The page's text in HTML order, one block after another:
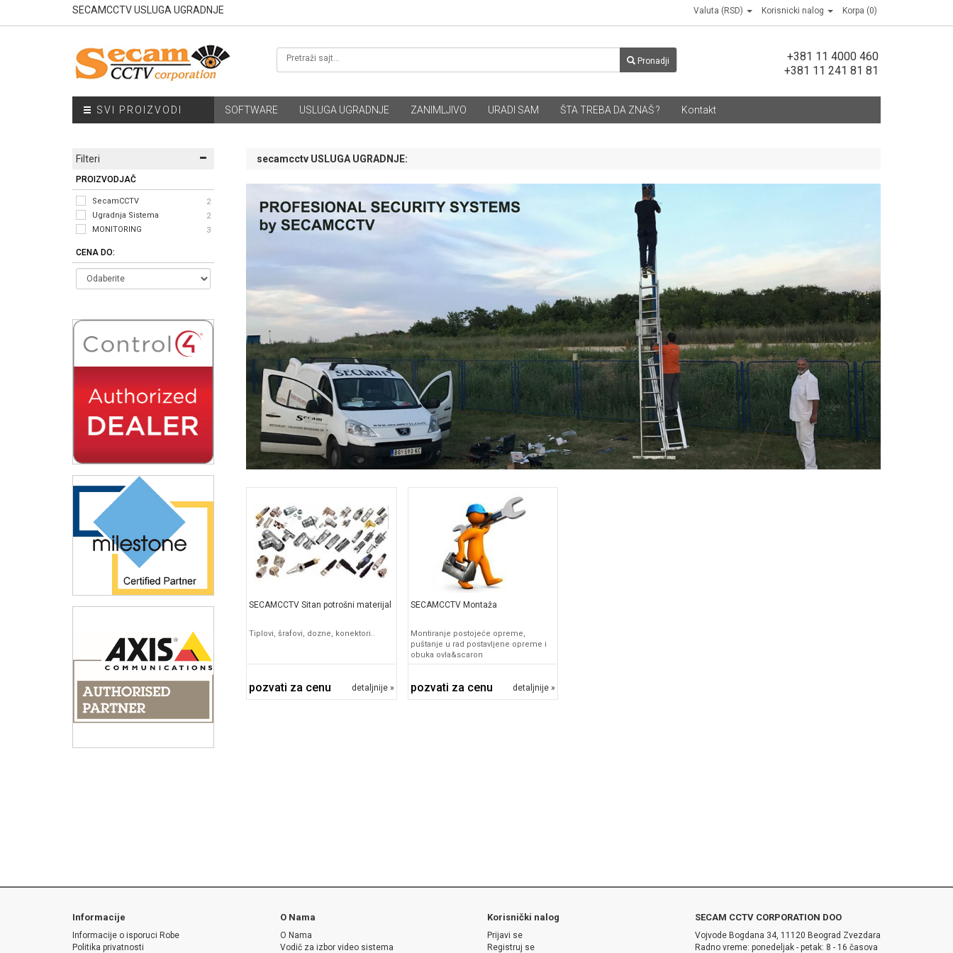
SECAMCCTV USLUGA UGRADNJE Valuta (RSD) Korisnicki nalog Korpa (0)
Pronadji
+381 11 4000 460
+381 11 241 81 81
SVI PROIZVODI SOFTWARE USLUGA UGRADNJE ZANIMLJIVO URADI SAM ŠTA TREBA DA ZNAŠ ? Kontakt
Filteri
PROIZVODJAČ
SecamCCTV
2
Ugradnja Sistema
2
MONITORING
3
CENA DO:
secamcctv USLUGA UGRADNJE:
SECAMCCTV Sitan potrošni materijal
Tiplovi, šrafovi, dozne, konektori..
pozvati za cenu detaljnije »
SECAMCCTV Montaža
Montiranje postojeće opreme,
puštanje u rad postavljene opreme i
obuka ovla&scaron
pozvati za cenu detaljnije »
Informacije
Informacije o isporuci Robe
Politika privatnosti
O Nama
O Nama
Vodič za izbor video sistema
Korisnički nalog
Prijavi se
Registruj se
SECAM CCTV CORPORATION DOO
Vojvode Bogdana 34, 11120 Beograd Zvezdara
Radno vreme: ponedeljak - petak: 8 - 16 časova